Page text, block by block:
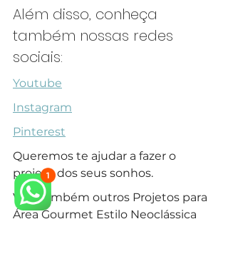
Além disso, conheça
também nossas redes
sociais:
Youtube
Instagram
Pinterest
Queremos te ajudar a fazer o
projeto dos seus sonhos.
Veja também outros Projetos para
Área Gourmet Estilo Neoclássica